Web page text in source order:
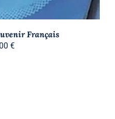
Français
€